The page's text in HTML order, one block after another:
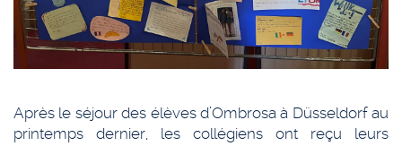
Après le séjour des élèves d’Ombrosa à Düsseldorf au
printemps dernier, les collégiens ont reçu leurs